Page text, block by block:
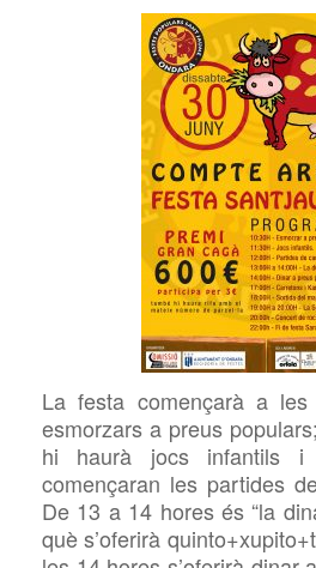
La festa començarà a
esmorzars a preus
hi haurà jocs infantils
començaran les partides
De 13 a 14 hores és “la
què s’oferirà quinto+xupito